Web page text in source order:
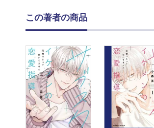
この著者の商品